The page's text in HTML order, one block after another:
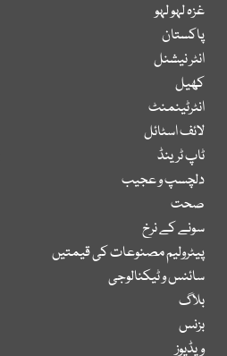
غزہ لہو لہو
پاکستان
انٹر نیشنل
کھیل
انٹرٹینمنٹ
لائف اسٹائل
ٹاپ ٹرینڈ
دلچسپ و عجیب
صحت
سونے کے نرخ
پیٹرولیم مصنوعات کی قیمتیں
سائنس و ٹیکنالوجی
بلاگ
بزنس
ویڈیوز